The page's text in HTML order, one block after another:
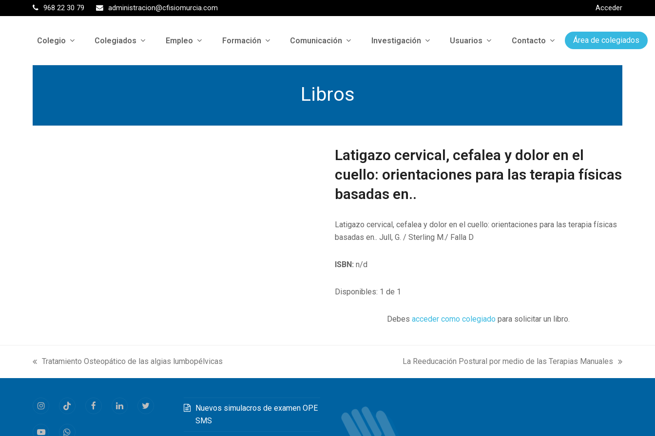
968 22 30 79 administracion@cfisiomurcia.com Acceder
Colegio Colegiados Empleo Formación Comunicación Investigación Usuarios Contacto Área de colegiados
Libros
Latigazo cervical, cefalea y dolor en el
cuello: orientaciones para las terapia físicas
basadas en..
Latigazo cervical, cefalea y dolor en el cuello: orientaciones para las terapia físicas
basadas en.. Jull, G. / Sterling M./ Falla D
ISBN: n/d
Disponibles: 1 de 1
Debesacceder como colegiado para solicitar un libro.
previous
post:
Tratamiento Osteopático de las algias lumbopélvicas
next
post:
La Reeducación Postural por medio de las Terapias Manuales
InstagramTiktok FacebookLinkedInTwitter
Nuevos simulacros de examen OPE
SMS